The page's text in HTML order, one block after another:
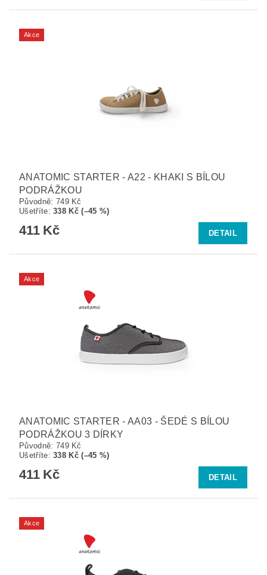
Akce
ANATOMIC STARTER - A22 - KHAKI S BÍLOU
PODRÁŽKOU
Původně: 749 Kč
Ušetříte:338 Kč (–45 %)
411 Kč DETAIL
Akce
ANATOMIC STARTER - AA03 - ŠEDÉ S BÍLOU
PODRÁŽKOU 3 DÍRKY
Původně: 749 Kč
Ušetříte:338 Kč (–45 %)
411 Kč DETAIL
Akce